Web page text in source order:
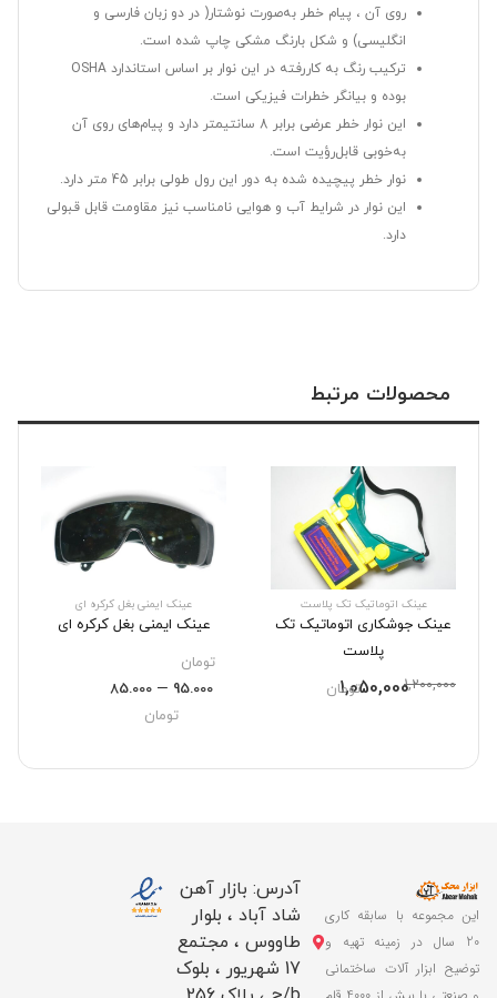
روی آن ، پیام خطر به‌صورت نوشتار( در دو زبان فارسی و
انگلیسی) و شکل بارنگ مشکی چاپ ‌شده است.
ترکیب رنگ به‌ کاررفته در این نوار بر اساس استاندارد OSHA
بوده و بیانگر خطرات فیزیکی است.
این نوار خطر عرضی برابر 8 سانتیمتر دارد و پیام‌های روی آن
به‌خوبی قابل‌رؤیت است.
نوار خطر پیچیده شده به دور این رول طولی برابر 45 متر دارد.
این نوار در شرایط آب و هوایی نامناسب نیز مقاومت قابل قبولی
دارد.
محصولات مرتبط
عینک اتوماتیک تک پلاست
عینک جوشکاری اتوماتیک تک
پلاست
1,200,000
1,050,000
تومان
عینک ایمنی بغل کرکره ای
عینک ایمنی بغل کرکره ای
تومان
95.000
–
85.000
تومان
این مجموعه با سابقه کاری
20 سال در زمینه تهیه و
توضیح ابزار آلات ساختمانی
آدرس: بازار آهن
شاد آباد ، بلوار
طاووس ، مجتمع
17 شهریور ، بلوک